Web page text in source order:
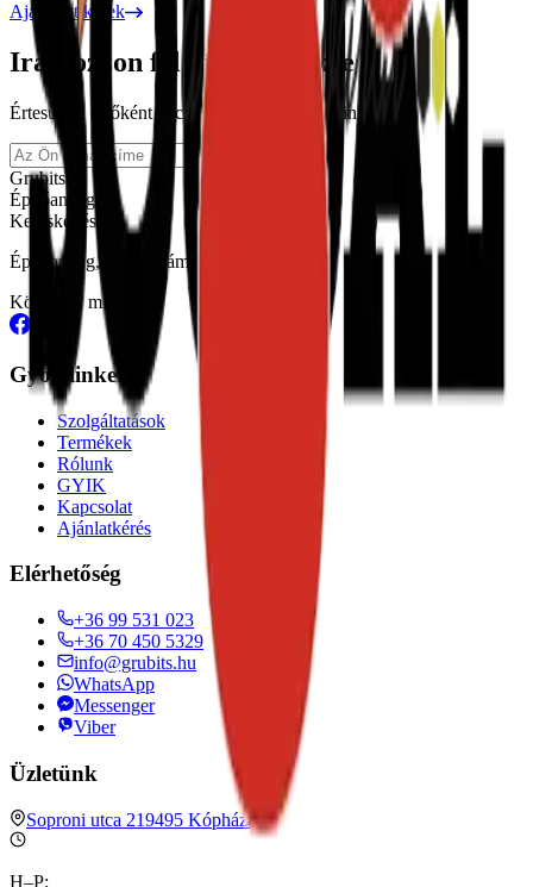
Ajánlatot kérek
Iratkozzon fel hírlevelünkre
Értesüljön elsőként akcióinkról és újdonságainkról.
Grubits
Építőanyag
Kereskedés
Építőanyag, amire számíthat — 1996 óta
Kövessen minket
Gyorslinkek
Szolgáltatások
Termékek
Rólunk
GYIK
Kapcsolat
Ajánlatkérés
Elérhetőség
+36 99 531 023
+36 70 450 5329
info@grubits.hu
WhatsApp
Messenger
Viber
Üzletünk
Soproni utca 219495 Kópháza
H–P: